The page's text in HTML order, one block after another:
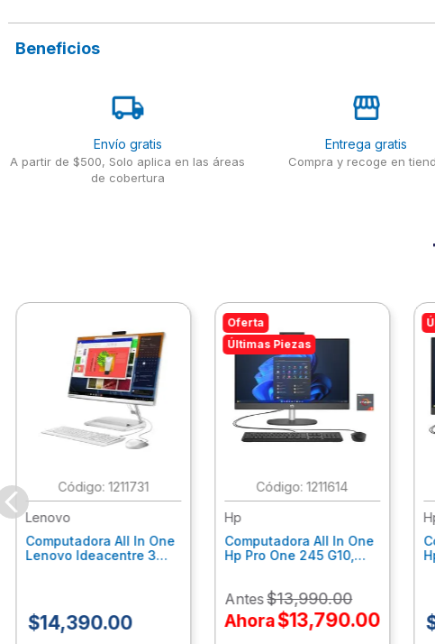
Beneficios
Envío gratis
A partir de $500, Solo aplica en las áreas
de cobertura
Entrega gratis
Compra y recoge en
:1211731
Lenovo
Computadora All In One
Lenovo Ideacentre 3
F0G1014Ald
$14,390.00
Oferta
Últimas Piezas
:1211614
Hp
Computadora All In One
Hp Pro One 245 G10,
Fhd, Win11Home
9P7K6La
Antes$13,990.00
Ahora$13,790.00